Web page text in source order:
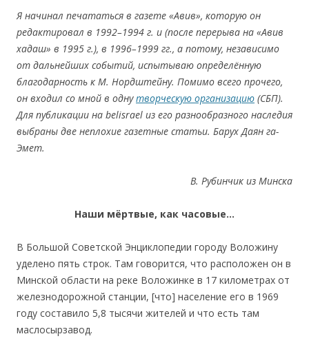
Я начинал печататься в газете «Авив», которую он
редактировал в 1992–1994 г. и (после перерыва на «Авив
хадаш» в 1995 г.), в 1996–1999 гг., а потому, независимо
от дальнейших событий, испытываю определённую
благодарность к М. Нордштейну. Помимо всего прочего,
он входил со мной в однутворческую организацию (CБП).
Для публикации на belisrael из его разнообразного наследия
выбраны две неплохие газетные статьи. Барух Даян га-
Эмет.
В. Рубинчик из Минска
Наши мёртвые, как часовые…
В Большой Советской Энциклопедии городу Воложину
уделено пять строк. Там говорится, что расположен он в
Минской области на реке Воложинке в 17 километрах от
железнодорожной станции, [что] население его в 1969
году составило 5,8 тысячи жителей и что есть там
маслосырзавод.